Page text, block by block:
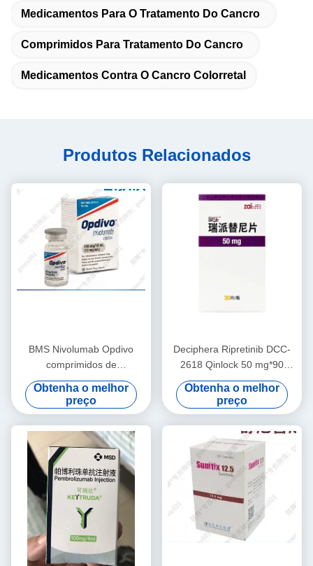
Medicamentos Para O Tratamento Do Cancro
Comprimidos Para Tratamento Do Cancro
Medicamentos Contra O Cancro Colorretal
Produtos Relacionados
BMS Nivolumab Opdivo
comprimidos de
100mg/10mL Câncer de
pulmão de células não
pequenas, câncer de
pulmão de células
pequenas, câncer colorretal,
carcinoma hepatocelular,
carcinoma de células renais,
câncer de cabeça e
pescoço, melanoma
Obtenha o melhor
preço
Deciphera Ripretinib DCC-
2618 Qinlock 50 mg*90
comprimidos Tumores do
estroma gastrointestinal/
GISTpara cancro em estágio
1 2 3
Obtenha o melhor
preço